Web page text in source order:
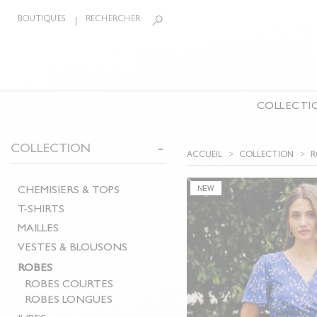
BOUTIQUES RECHERCHER
LA COLLECTION
T-SHIRTS
MAILLES
JUPES
SHORTS
BIJOUX
COLLECTION
CHEMISIERS & TOPS
T-SHIRTS
MAILLES
VESTES & BLOUSONS
ROBES
ROBES COURTES
ROBES LONGUES
ACCUEIL COLLECTION